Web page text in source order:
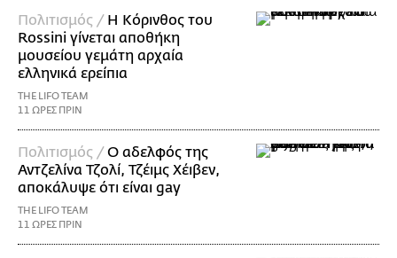
Πολιτισμός / Η Κόρινθος του
Rossini γίνεται αποθήκη
μουσείου γεμάτη αρχαία
ελληνικά ερείπια
THE LIFO TEAM
11 ΩΡΕΣ ΠΡΙΝ
Πολιτισμός / Ο αδελφός της
Αντζελίνα Τζολί, Τζέιμς Χέιβεν,
αποκάλυψε ότι είναι gay
THE LIFO TEAM
11 ΩΡΕΣ ΠΡΙΝ